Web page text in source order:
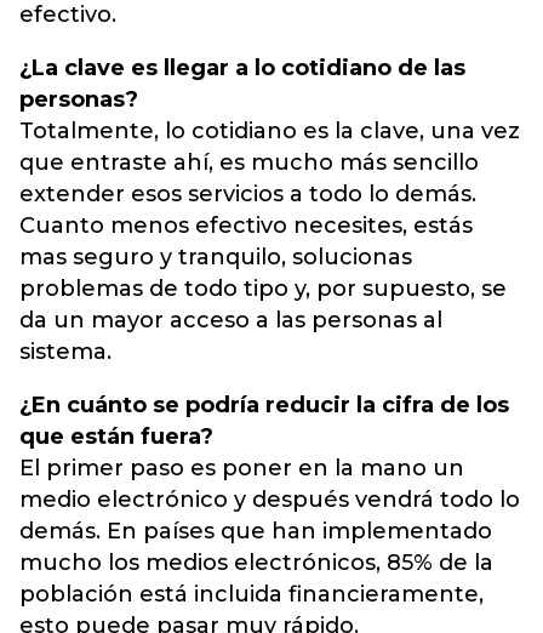
efectivo.
¿La clave es llegar a lo cotidiano de las
personas?
Totalmente, lo cotidiano es la clave, una vez
que entraste ahí, es mucho más sencillo
extender esos servicios a todo lo demás.
Cuanto menos efectivo necesites, estás
mas seguro y tranquilo, solucionas
problemas de todo tipo y, por supuesto, se
da un mayor acceso a las personas al
sistema.
¿En cuánto se podría reducir la cifra de los
que están fuera?
El primer paso es poner en la mano un
medio electrónico y después vendrá todo lo
demás. En países que han implementado
mucho los medios electrónicos, 85% de la
población está incluida financieramente,
esto puede pasar muy rápido.